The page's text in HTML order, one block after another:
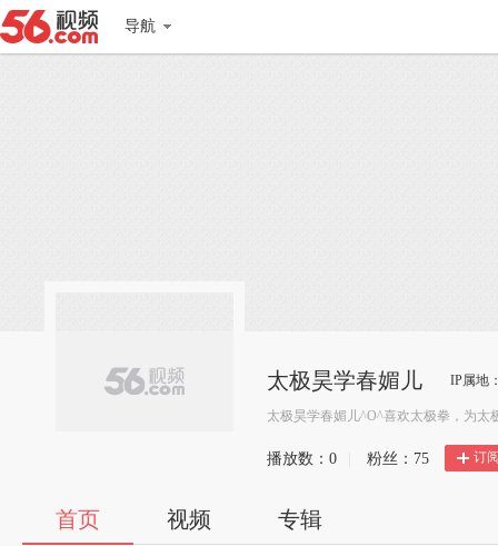
导航
太极昊学春媚儿 IP属地
太极昊学春媚儿^O^喜欢太极拳，为太
播放数： 0 粉丝： 75 订
首页 视频 专辑